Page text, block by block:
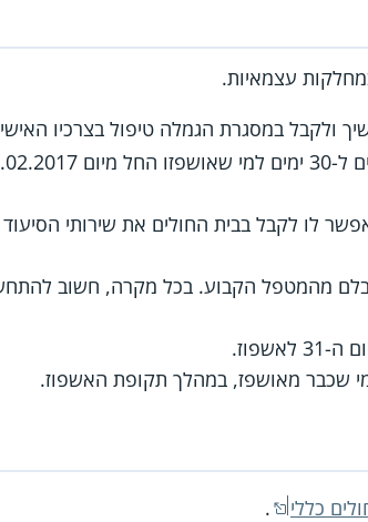
עצמאיות.
ולקבל במסגרת הגמלה טיפול בצרכיו
החולים, במהלך 30 הימים הראשונים לאשפוזו (הזכאות הורחבה מ-14 ימים ל-30 ימים
לו לקבל בבית החולים את שירותי
מהמטפל הקבוע. בכל מקרה, חשוב
שכבר מאושפז, במהלך תקופת האשפוז.
כללי
.